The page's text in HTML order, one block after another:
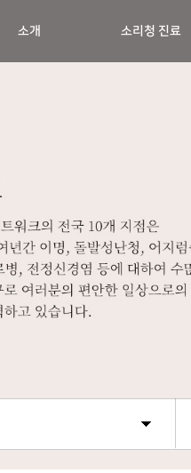
소개 소리청 진료